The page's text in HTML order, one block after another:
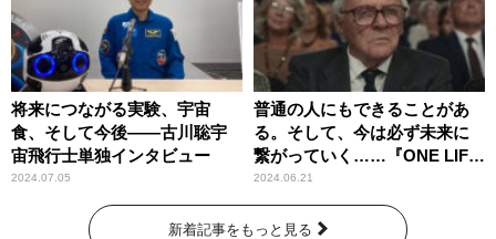
将来につながる実験、宇宙
食、そして今後――古川聡宇
宙飛行士単独インタビュー
2024.07.05
普通の人にもできることがあ
る。そして、今は必ず未来に
繋がっていく……『ONE LIFE
奇跡が繋いだ6000の命』
2024.06.21
新着記事をもっと見る